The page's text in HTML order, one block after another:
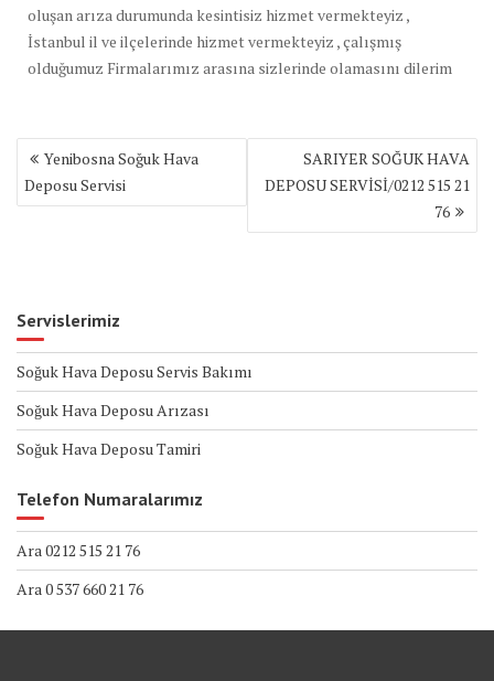
oluşan arıza durumunda kesintisiz hizmet vermekteyiz ,
İstanbul il ve ilçelerinde hizmet vermekteyiz , çalışmış
olduğumuz Firmalarımız arasına sizlerinde olamasını dilerim
Yazı
gezinmesi
Yenibosna Soğuk Hava
Deposu Servisi
SARIYER SOĞUK HAVA
DEPOSU SERVİSİ/0212 515 21
76
Servislerimiz
Soğuk Hava Deposu Servis Bakımı
Soğuk Hava Deposu Arızası
Soğuk Hava Deposu Tamiri
Telefon Numaralarımız
Ara 0212 515 21 76
Ara 0 537 660 21 76